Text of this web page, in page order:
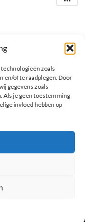
zoals
en/of te raadplegen. Door
gegevens zoals
Als je geen toestemming
invloed hebben op
vieren we het
zondag- ook op